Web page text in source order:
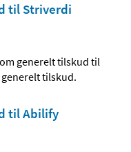
til Striverdi
generelt tilskud til
tilskud.
til Abilify